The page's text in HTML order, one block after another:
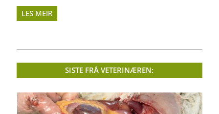
LES MEIR
SISTE FRÅ VETERINÆREN: